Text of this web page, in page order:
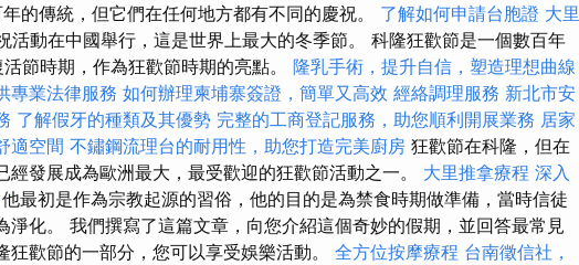
的傳統，但它們在任何地方都有不同的慶祝。 了解如何申請台胞證 大里
活動在中國舉行，這是世界上最大的冬季節。 科隆狂歡節是一個數百年
節時期，作為狂歡節時期的亮點。 隆乳手術，提升自信，塑造理想曲線
專業法律服務 如何辦理柬埔寨簽證，簡單又高效 經絡調理服務 新北市安
了解假牙的種類及其優勢 完整的工商登記服務，助您順利開展業務 居家
適空間 不鏽鋼流理台的耐用性，助您打造完美廚房 狂歡節在科隆，但在
發展成為歐洲最大，最受歡迎的狂歡節活動之一。 大里推拿療程 深入
他最初是作為宗教起源的習俗，他的目的是為禁食時期做準備，當時信徒
淨化。 我們撰寫了這篇文章，向您介紹這個奇妙的假期，並回答最常見
歡節的一部分，您可以享受娛樂活動。 全方位按摩療程 台南徵信社，